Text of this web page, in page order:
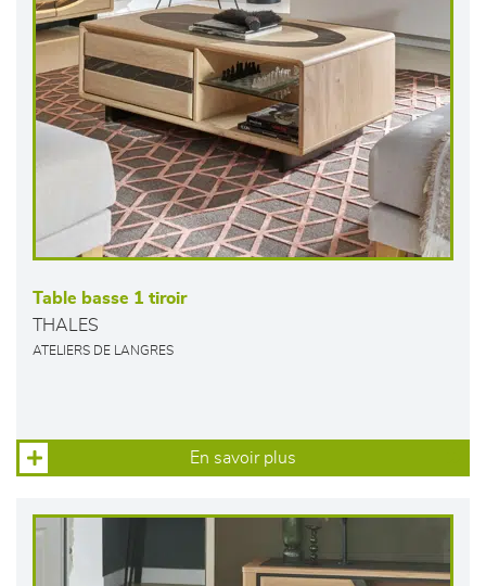
Table basse 1 tiroir
THALES
ATELIERS DE LANGRES
En savoir plus